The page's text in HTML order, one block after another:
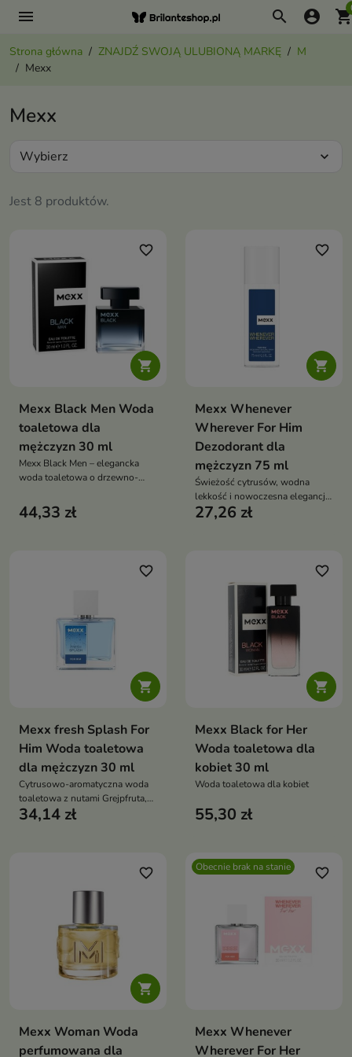
menu search account_circle
Strona główna ZNAJDŹ SWOJĄ ULUBIONĄ MARKĘ
M
Mexx
Mexx
Jest 8 produktów.
Wybierz expand_more

favorite_border
Mexx Black Men Woda
toaletowa dla
mężczyzn 30 ml
Mexx Black Men – elegancka
woda toaletowa o drzewno-
pieprzem, lilią wodną i paczulą,
idealna na każdą okazję
44,33 zł

favorite_border
Mexx Whenever
Wherever For Him
Dezodorant dla
mężczyzn 75 ml
Świeżość cytrusów, wodna
lekkość i nowoczesna elegancja
– na co dzień i każdą okazję
27,26 zł

favorite_border
Mexx fresh Splash For
Him Woda toaletowa
dla mężczyzn 30 ml
Cytrusowo-aromatyczna woda
toaletowa z nutami Grejpfruta,
Lawendy i Wetiwerii, świeża i
34,14 zł

favorite_border
Mexx Black for Her
Woda toaletowa dla
kobiet 30 ml
Woda toaletowa dla kobiet
55,30 zł

favorite_border
Mexx Woman Woda
perfumowana dla
Obecnie brak na stanie favorite_border
Mexx Whenever
Wherever For Her